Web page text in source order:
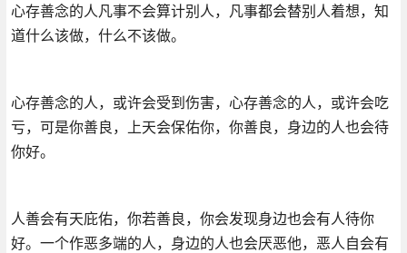
心存善念的人凡事不会算计别人，凡事都会替别人着想，知
道什么该做，什么不该做。
心存善念的人，或许会受到伤害，心存善念的人，或许会吃
亏，可是你善良，上天会保佑你，你善良，身边的人也会待
你好。
人善会有天庇佑，你若善良，你会发现身边也会有人待你
好。一个作恶多端的人，身边的人也会厌恶他，恶人自会有